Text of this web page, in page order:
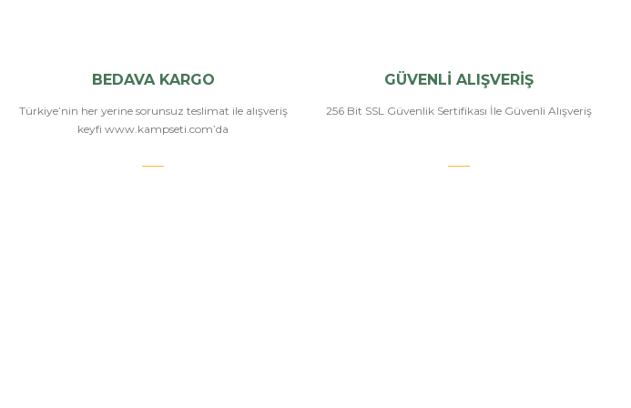
BEDAVA KARGO
Türkiye’nin her yerine sorunsuz teslimat ile alışveriş
keyfi www.kampseti.com’da
GÜVENLİ ALIŞVERİŞ
256 Bit SSL Güvenlik Sertifikası İle Güvenli Alışveriş